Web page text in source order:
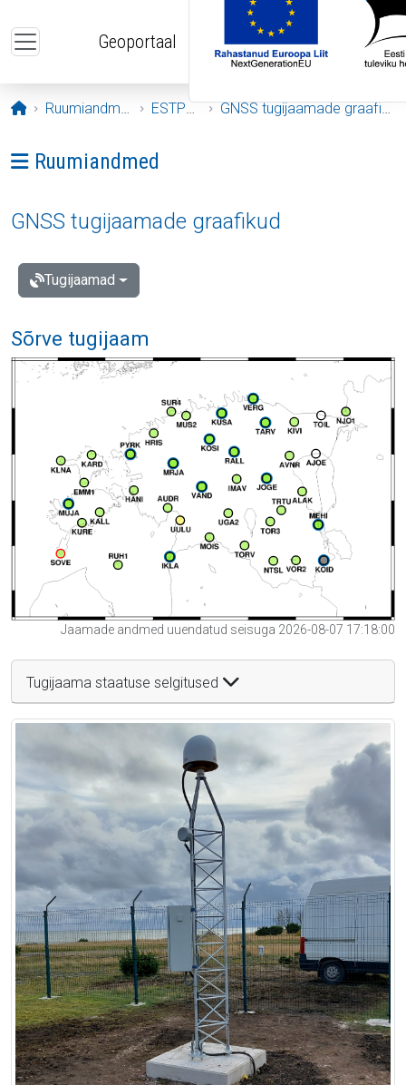
Geoportaal
Avaleht
Ruumiandmed ESTPOS GNSS tugijaamade graafikud
Ava menüü: Ruumiandmed
Ruumiandmed
GNSS tugijaamade graafikud
Tugijaamad
Sõrve tugijaam
Jaamade andmed uuendatud seisuga 2026-08-07 17:18:00
Tugijaama staatuse selgitused